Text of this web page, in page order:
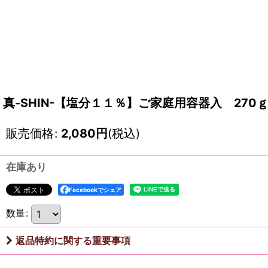
真-SHIN-【塩分１１％】ご家庭用容器入 270
販売価格: 2,080 円 (税込)
在庫あり
Facebookでシェア
数量:
返品特約に関する重要事項